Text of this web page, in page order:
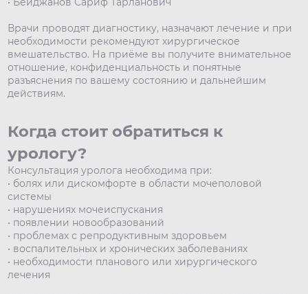
Врачи проводят диагностику, назначают лечение и при
необходимости рекомендуют хирургическое
вмешательство. На приёме вы получите внимательное
отношение, конфиденциальность и понятные
разъяснения по вашему состоянию и дальнейшим
действиям.
Когда стоит обратиться к
урологу?
Консультация уролога необходима при:
• болях или дискомфорте в области мочеполовой
системы
• нарушениях мочеиспускания
• появлении новообразований
• проблемах с репродуктивным здоровьем
• воспалительных и хронических заболеваниях
• необходимости планового или хирургического
лечения